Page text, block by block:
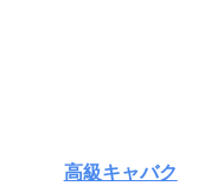
高級キャバク